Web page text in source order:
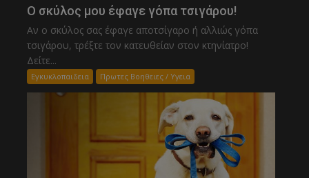
Ο σκύλος μου έφαγε γόπα τσιγάρου!
Αν ο σκύλος σας έφαγε αποτσίγαρο ή αλλιώς γόπα
τσιγάρου, τρέξτε τον κατευθείαν στον κτηνίατρο!
Δείτε...
Εγκυκλοπαιδεια Πρωτες Βοηθειες / Υγεια